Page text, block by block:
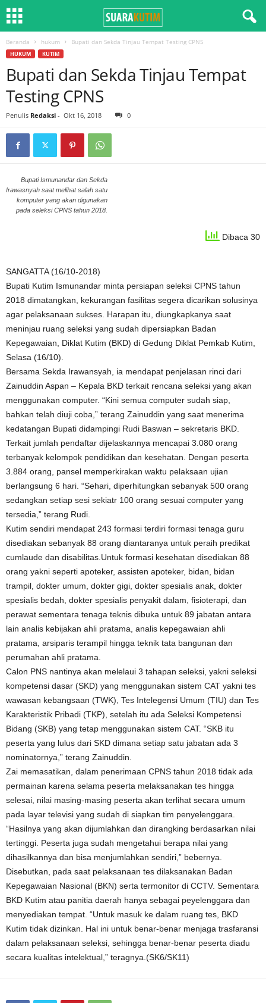
Beranda hukum Bupati dan Sekda Tinjau Tempat Testing CPNS
HUKUM KUTIM
Bupati dan Sekda Tinjau Tempat
Testing CPNS
Penulis Redaksi - Okt 16, 2018 0
Bupati Ismunandar dan Sekda
Irawasnyah saat melihat salah satu
komputer yang akan digunakan
pada seleksi CPNS tahun 2018.
Dibaca 30
SANGATTA (16/10-2018)
Bupati Kutim Ismunandar minta persiapan seleksi CPNS tahun
2018 dimatangkan, kekurangan fasilitas segera dicarikan solusinya
agar pelaksanaan sukses. Harapan itu, diungkapkanya saat
meninjau ruang seleksi yang sudah dipersiapkan Badan
Kepegawaian, Diklat Kutim (BKD) di Gedung Diklat Pemkab Kutim,
Selasa (16/10).
Bersama Sekda Irawansyah, ia mendapat penjelasan rinci dari
Zainuddin Aspan – Kepala BKD terkait rencana seleksi yang akan
menggunakan computer. “Kini semua computer sudah siap,
bahkan telah diuji coba,” terang Zainuddin yang saat menerima
kedatangan Bupati didampingi Rudi Baswan – sekretaris BKD.
Terkait jumlah pendaftar dijelaskannya mencapai 3.080 orang
terbanyak kelompok pendidikan dan kesehatan. Dengan peserta
3.884 orang, pansel memperkirakan waktu pelaksaan ujian
berlangsung 6 hari. “Sehari, diperhitungkan sebanyak 500 orang
sedangkan setiap sesi sekiatr 100 orang sesuai computer yang
tersedia,” terang Rudi.
Kutim sendiri mendapat 243 formasi terdiri formasi tenaga guru
disediakan sebanyak 88 orang diantaranya untuk peraih predikat
cumlaude dan disabilitas.Untuk formasi kesehatan disediakan 88
orang yakni seperti apoteker, assisten apoteker, bidan, bidan
trampil, dokter umum, dokter gigi, dokter spesialis anak, dokter
spesialis bedah, dokter spesialis penyakit dalam, fisioterapi, dan
perawat sementara tenaga teknis dibuka untuk 89 jabatan antara
lain analis kebijakan ahli pratama, analis kepegawaian ahli
pratama, arsiparis terampil hingga teknik tata bangunan dan
perumahan ahli pratama.
Calon PNS nantinya akan melelaui 3 tahapan seleksi, yakni seleksi
kompetensi dasar (SKD) yang menggunakan sistem CAT yakni tes
wawasan kebangsaan (TWK), Tes Intelegensi Umum (TIU) dan Tes
Karakteristik Pribadi (TKP), setelah itu ada Seleksi Kompetensi
Bidang (SKB) yang tetap menggunakan sistem CAT. “SKB itu
peserta yang lulus dari SKD dimana setiap satu jabatan ada 3
nominatornya,” terang Zainuddin.
Zai memasatikan, dalam penerimaan CPNS tahun 2018 tidak ada
permainan karena selama peserta melaksanakan tes hingga
selesai, nilai masing-masing peserta akan terlihat secara umum
pada layar televisi yang sudah di siapkan tim penyelenggara.
“Hasilnya yang akan dijumlahkan dan dirangking berdasarkan nilai
tertinggi. Peserta juga sudah mengetahui berapa nilai yang
dihasilkannya dan bisa menjumlahkan sendiri,” bebernya.
Disebutkan, pada saat pelaksanaan tes dilaksanakan Badan
Kepegawaian Nasional (BKN) serta termonitor di CCTV. Sementara
BKD Kutim atau panitia daerah hanya sebagai peyelenggara dan
menyediakan tempat. “Untuk masuk ke dalam ruang tes, BKD
Kutim tidak dizinkan. Hal ini untuk benar-benar menjaga trasfaransi
dalam pelaksanaan seleksi, sehingga benar-benar peserta diadu
secara kualitas intelektual,” teragnya.(SK6/SK11)